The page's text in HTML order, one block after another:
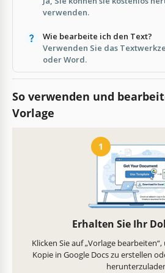
verwenden.
Wie bearbeite ich den Text?
Verwenden Sie das
oder Word.
So verwenden und
Vorlage
1
Erhalten Sie Ihr
Klicken Sie auf „Vorlage
Kopie in Google Docs zu erstellen